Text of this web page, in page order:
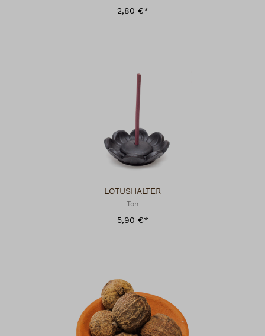
2,80 €*
LOTUSHALTER
Ton
5,90 €*